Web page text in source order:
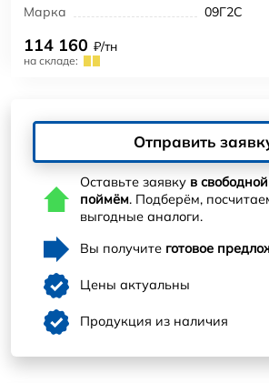
Марка
09Г2С
114 160 ₽/тн
на складе:
Отправить
Оставьте заявку в
поймём. Подберём,
выгодные аналоги.
Вы получите готовое
Цены актуальны
Продукция из наличия